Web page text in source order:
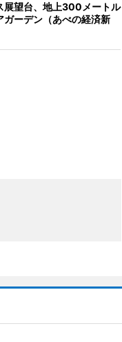
展望台、地上300メートル
ガーデン（あべの経済新